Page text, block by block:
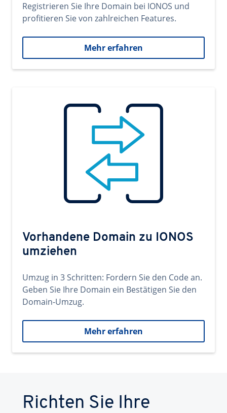
Registrieren Sie Ihre Domain bei IONOS und
profitieren Sie von zahlreichen Features.
Mehr erfahren
Vorhandene Domain zu IONOS
umziehen
Umzug in 3 Schritten: Fordern Sie den Code an.
Geben Sie Ihre Domain ein Bestätigen Sie den
Domain-Umzug.
Mehr erfahren
Richten Sie Ihre